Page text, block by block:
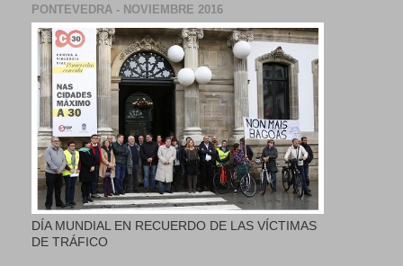
PONTEVEDRA - NOVIEMBRE 2016
DÍA MUNDIAL EN RECUERDO DE LAS VÍCTIMAS
DE TRÁFICO